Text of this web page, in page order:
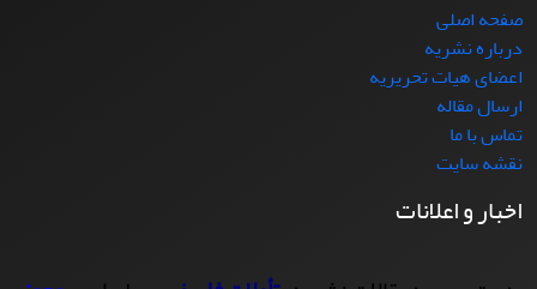
صفحه اصلی
درباره نشریه
اعضای هیات تحریریه
ارسال مقاله
تماس با ما
نقشه سایت
اخبار و اعلانات